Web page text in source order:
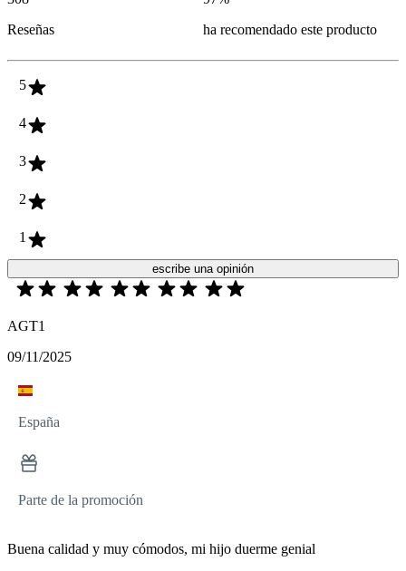
Reseñas
ha recomendado este producto
5
4
3
2
1
escribe una opinión
AGT1
09/11/2025
España
Parte de la promoción
Buena calidad y muy cómodos, mi hijo duerme genial